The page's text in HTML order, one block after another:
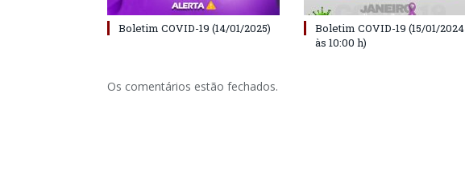
Boletim COVID-19 (14/01/2025)
Boletim COVID-19 (15/01/2024
às 10:00 h)
Os comentários estão fechados.